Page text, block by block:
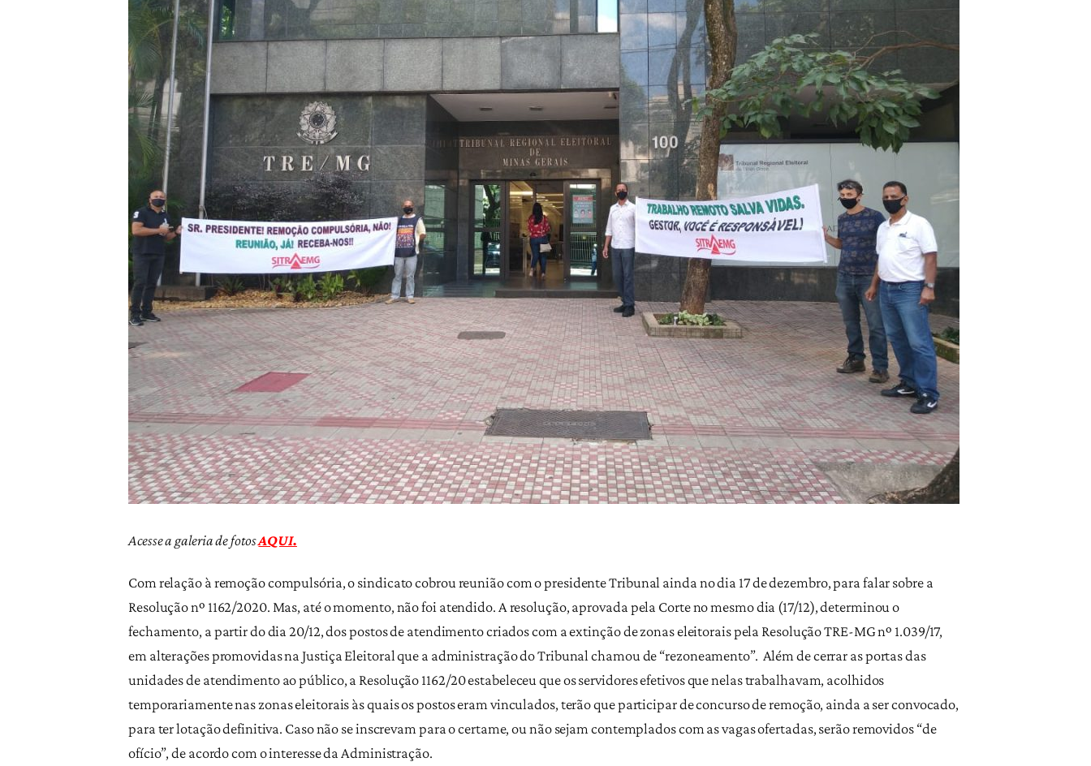
Acesse a galeria de fotosAQUI.
Com relação à remoção compulsória, o sindicato cobrou reunião com o presidente Tribunal ainda no dia 17 de dezembro, para falar sobre a
Resolução nº 1162/2020. Mas, até o momento, não foi atendido. A resolução, aprovada pela Corte no mesmo dia (17/12), determinou o
fechamento, a partir do dia 20/12, dos postos de atendimento criados com a extinção de zonas eleitorais pela Resolução TRE-MG nº 1.039/17,
em alterações promovidas na Justiça Eleitoral que a administração do Tribunal chamou de “rezoneamento”. Além de cerrar as portas das
unidades de atendimento ao público, a Resolução 1162/20 estabeleceu que os servidores efetivos que nelas trabalhavam, acolhidos
temporariamente nas zonas eleitorais às quais os postos eram vinculados, terão que participar de concurso de remoção, ainda a ser convocado,
para ter lotação definitiva. Caso não se inscrevam para o certame, ou não sejam contemplados com as vagas ofertadas, serão removidos “de
ofício”, de acordo com o interesse da Administração.